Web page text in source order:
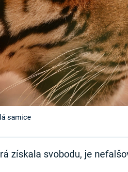
samice
získala svobodu, je